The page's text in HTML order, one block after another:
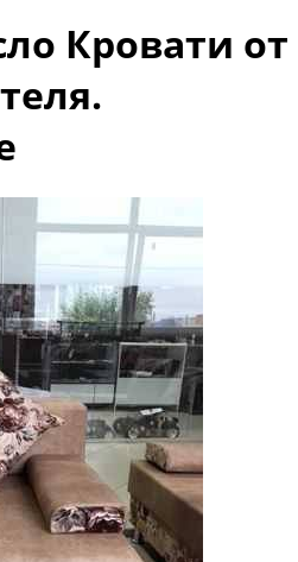
Кровати от